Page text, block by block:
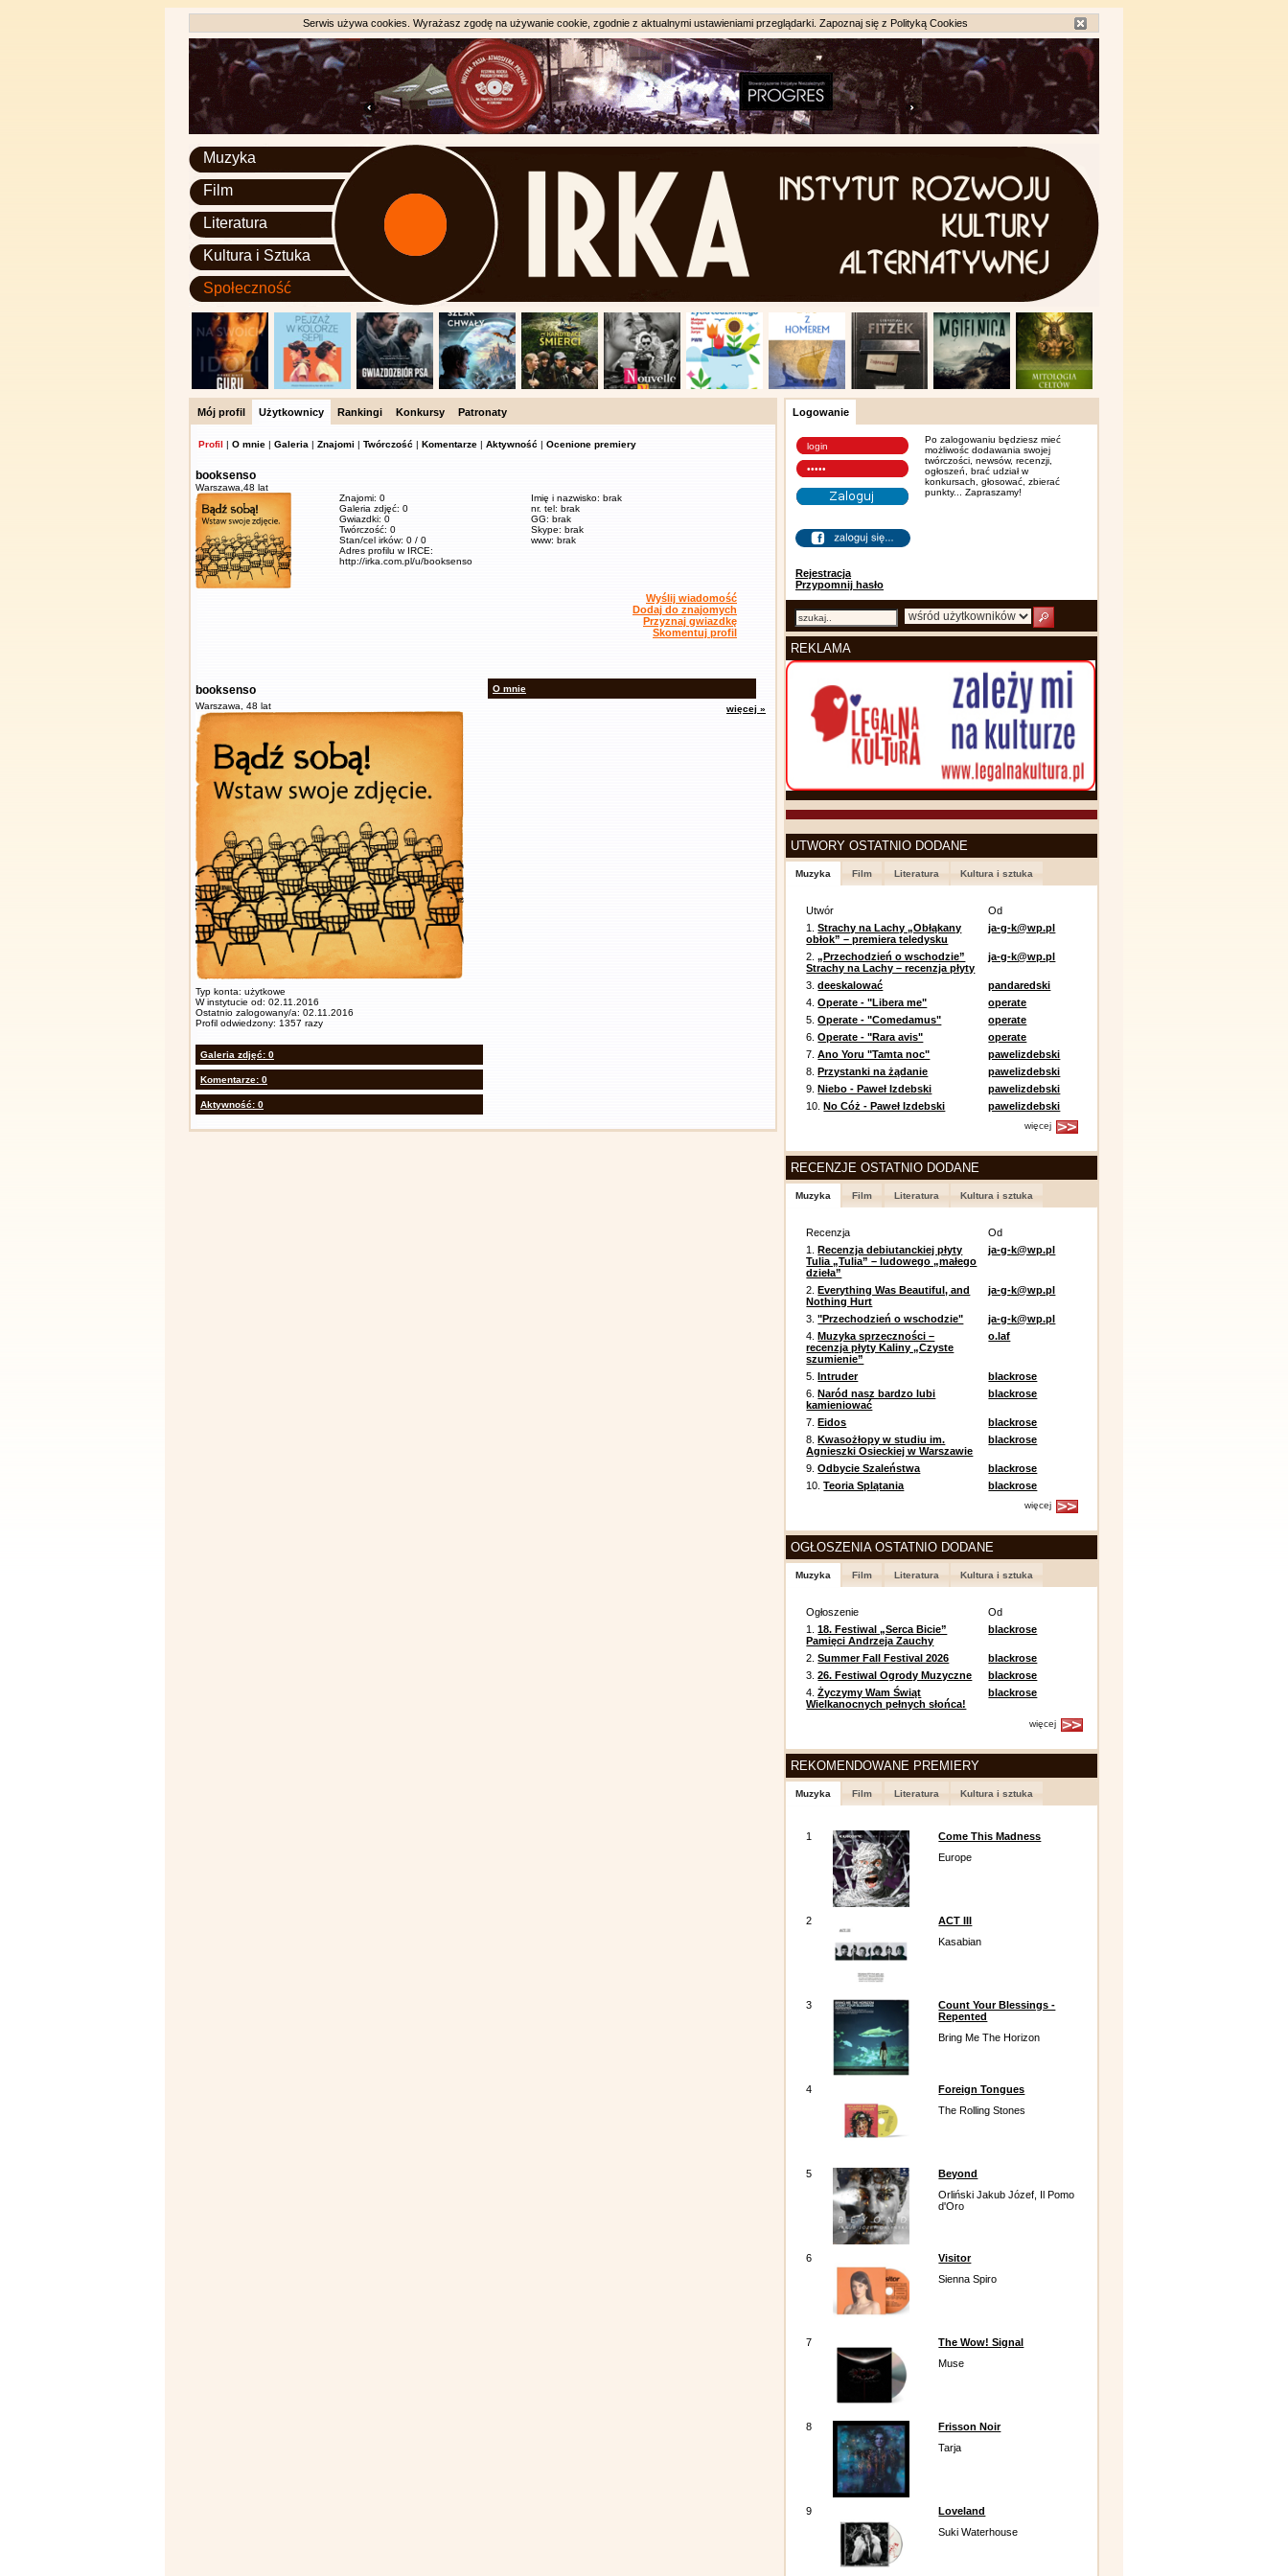
Serwis używa cookies. Wyrażasz zgodę na używanie cookie, zgodnie z aktualnymi ustawieniami przeglądarki. Zapoznaj się z Polityką Cookies
Muzyka
Film
Literatura
Kultura i Sztuka
Społeczność
Mój profil Użytkownicy Rankingi Konkursy Patronaty
Profil | O mnie | Galeria | Znajomi | Twórczość | Komentarze | Aktywność | Ocenione premiery
booksenso
Warszawa, 48 lat
Znajomi: 0
Galeria zdjęć: 0
Gwiazdki: 0
Twórczość: 0
Stan/cel irków: 0 / 0
Adres profilu w IRCE:
http://irka.com.pl/u/booksenso
Imię i nazwisko: brak
nr. tel: brak
GG: brak
Skype: brak
www: brak
Wyślij wiadomość
Dodaj do znajomych
Przyznaj gwiazdkę
Skomentuj profil
booksenso
Warszawa, 48 lat
Typ konta: użytkowe
W instytucie od: 02.11.2016
Ostatnio zalogowany/a: 02.11.2016
Profil odwiedzony: 1357 razy
Galeria zdjęć: 0
Komentarze: 0
Aktywność: 0
O mnie
więcej »
Logowanie
Rejestracja
Przypomnij hasło
Po zalogowaniu będziesz mieć
możliwośc dodawania swojej
twórczości, newsów, recenzji,
ogłoszeń, brać udział w
konkursach, głosować, zbierać
punkty... Zapraszamy!
REKLAMA
UTWORY OSTATNIO DODANE
Muzyka Film Literatura Kultura i sztuka
Utwór
Od
1.Strachy na Lachy „Obłąkany
obłok” – premiera teledysku
ja-g-k@wp.pl
2.„Przechodzień o wschodzie”
Strachy na Lachy – recenzja płyty
ja-g-k@wp.pl
3.deeskalować
pandaredski
4.Operate - "Libera me"
operate
5.Operate - "Comedamus"
operate
6.Operate - "Rara avis"
operate
7.Ano Yoru "Tamta noc"
pawelizdebski
8.Przystanki na żądanie
pawelizdebski
9.Niebo - Paweł Izdebski
pawelizdebski
10.No Cóż - Paweł Izdebski pawelizdebski
więcej
RECENZJE OSTATNIO DODANE
Muzyka Film Literatura Kultura i sztuka
Recenzja
Od
1.Recenzja debiutanckiej płyty
Tulia „Tulia” – ludowego „małego
dzieła”
ja-g-k@wp.pl
2.Everything Was Beautiful, and
Nothing Hurt
ja-g-k@wp.pl
3."Przechodzień o wschodzie"
ja-g-k@wp.pl
4.Muzyka sprzeczności –
recenzja płyty Kaliny „Czyste
szumienie”
o.laf
5.Intruder
blackrose
6.Naród nasz bardzo lubi
kamieniować
blackrose
7.Eidos
blackrose
8.Kwasożłopy w studiu im.
Agnieszki Osieckiej w Warszawie
blackrose
9.Odbycie Szaleństwa
blackrose
10.Teoria Splątania blackrose
więcej
OGŁOSZENIA OSTATNIO DODANE
Muzyka Film Literatura Kultura i sztuka
Ogłoszenie
Od
1.18. Festiwal „Serca Bicie”
Pamięci Andrzeja Zauchy
blackrose
2.Summer Fall Festival 2026
blackrose
3.26. Festiwal Ogrody Muzyczne
blackrose
4.Życzymy Wam Świąt
Wielkanocnych pełnych słońca!
blackrose
więcej
REKOMENDOWANE PREMIERY
Muzyka Film Literatura Kultura i sztuka
1
Come This Madness
Europe
2
ACT III
Kasabian
3
Count Your Blessings -
Repented
Bring Me The Horizon
4
Foreign Tongues
The Rolling Stones
5
Beyond
Orliński Jakub Józef, Il Pomo
d'Oro
6
Visitor
Sienna Spiro
7
The Wow! Signal
Muse
8
Frisson Noir
Tarja
9
Loveland
Suki Waterhouse